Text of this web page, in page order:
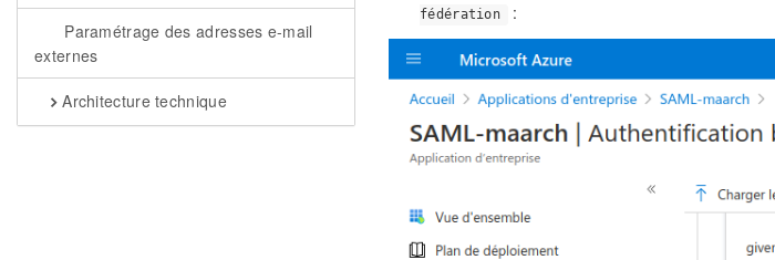
Paramétrage des adresses e-mail
externes
Architecture technique
fédération
: